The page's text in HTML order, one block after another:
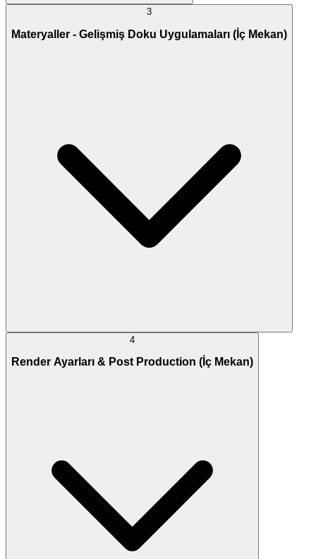
3
Materyaller - Gelişmiş Doku Uygulamaları (İç Mekan)
4
Render Ayarları & Post Production (İç Mekan)